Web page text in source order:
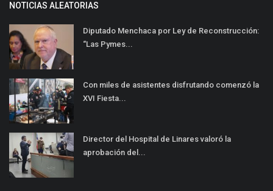
NOTICIAS ALEATORIAS
Diputado Menchaca por Ley de Reconstrucción:
“Las Pymes...
Con miles de asistentes disfrutando comenzó la
XVI Fiesta...
Director del Hospital de Linares valoró la
aprobación del...